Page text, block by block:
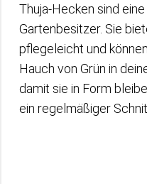
Thuja-Hecken sind
Gartenbesitzer. Sie
pflegeleicht und
Hauch von Grün in
damit sie in Form
ein regelmäßiger